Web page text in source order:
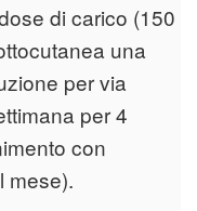
di carico (150
una
per via
per 4
con
mese).